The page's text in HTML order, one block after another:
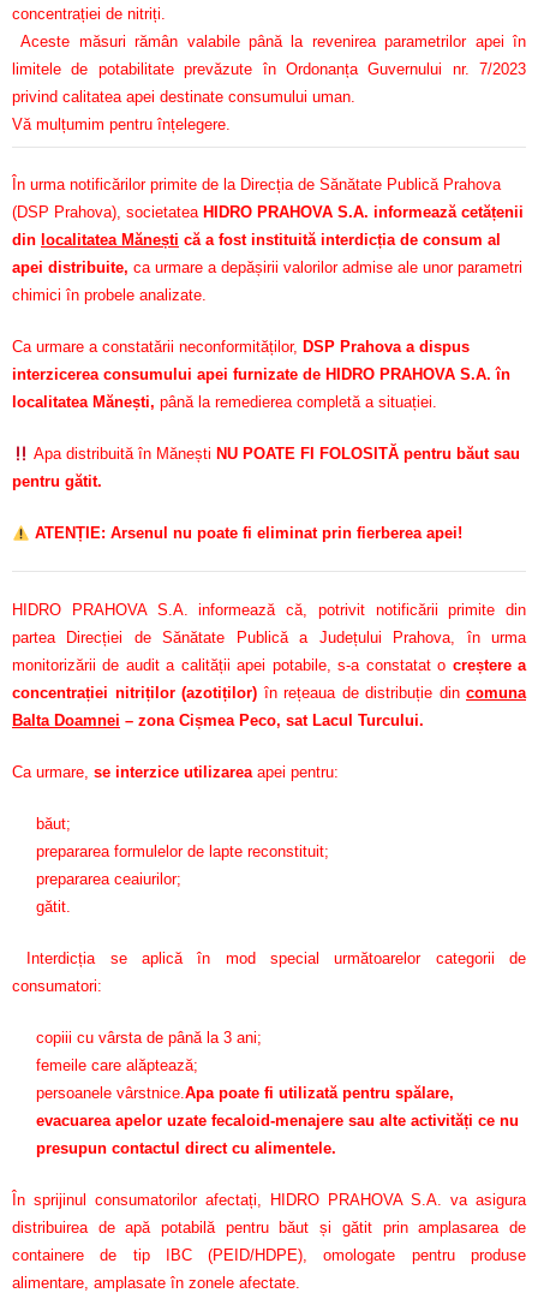
concentrației de nitriți.
Aceste măsuri rămân valabile până la revenirea parametrilor apei în
limitele de potabilitate prevăzute în Ordonanța Guvernului nr. 7/2023
privind calitatea apei destinate consumului uman.
Vă mulțumim pentru înțelegere.
În urma notificărilor primite de la Direcția de Sănătate Publică Prahova
(DSP Prahova), societatea HIDRO PRAHOVA S.A. informează cetățenii
din localitatea Mănești că a fost instituită interdicția de consum al
apei distribuite, ca urmare a depășirii valorilor admise ale unor parametri
chimici în probele analizate.
Ca urmare a constatării neconformităților, DSP Prahova a dispus
interzicerea consumului apei furnizate de HIDRO PRAHOVA S.A. în
localitatea Mănești, până la remedierea completă a situației.
Apa distribuită în Mănești NU POATE FI FOLOSITĂ pentru băut sau
pentru gătit.
ATENȚIE: Arsenul nu poate fi eliminat prin fierberea apei!
HIDRO PRAHOVA S.A. informează că, potrivit notificării primite din
partea Direcției de Sănătate Publică a Județului Prahova, în urma
monitorizării de audit a calității apei potabile, s-a constatat o creștere a
concentrației nitriților (azotiților) în rețeaua de distribuție din comuna
Balta Doamnei – zona Cișmea Peco, sat Lacul Turcului.
Ca urmare, se interzice utilizarea apei pentru:
băut;
prepararea formulelor de lapte reconstituit;
prepararea ceaiurilor;
gătit.
Interdicția se aplică în mod special următoarelor categorii de
consumatori:
copiii cu vârsta de până la 3 ani;
femeile care alăptează;
persoanele vârstnice. Apa poate fi utilizată pentru spălare,
evacuarea apelor uzate fecaloid-menajere sau alte activități ce nu
presupun contactul direct cu alimentele.
În sprijinul consumatorilor afectați, HIDRO PRAHOVA S.A. va asigura
distribuirea de apă potabilă pentru băut și gătit prin amplasarea de
containere de tip IBC (PEID/HDPE), omologate pentru produse
alimentare, amplasate în zonele afectate.